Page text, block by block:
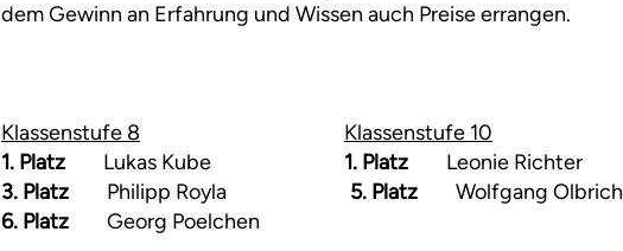
dem Gewinn an Erfahrung und Wissen auch Preise errangen.
Klassenstufe 8
Klassenstufe 10
1. Platz
Lukas Kube 1. Platz Leonie Richter
3. Platz Philipp Royla 5. Platz Wolfgang Olbrich
6. Platz Georg Poelchen